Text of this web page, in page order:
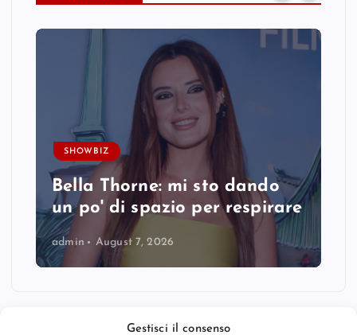
Gestisci il consenso
SHOWBIZ
Bella Thorne: mi sto dando
un po' di spazio per respirare
admin August 7, 2026